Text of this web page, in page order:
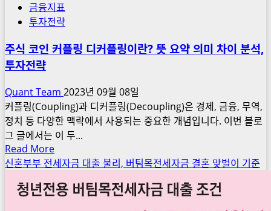
국
증
사
실
무
현
황
문
제
점,
여
금융지표
투자전략
주식 코인 커플링 디커플링이란? 뜻 요약 의미 차이 분석,
투자전략
Quant Team 2023년 09월 08일
커플링(Coupling)과 디커플링(Decoupling)은 경제, 금융, 무역,
정치 등 다양한 맥락에서 사용되는 중요한 개념입니다. 이번 블로
그 글에서는 이 두...
Read MoreRead
more
about
주
신혼부부 전세자금 대출 불리, 버팀목전세자금 결혼 맞벌이 기준